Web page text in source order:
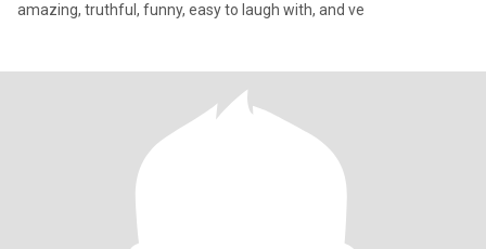
amazing, truthful, funny, easy to laugh with, and ve